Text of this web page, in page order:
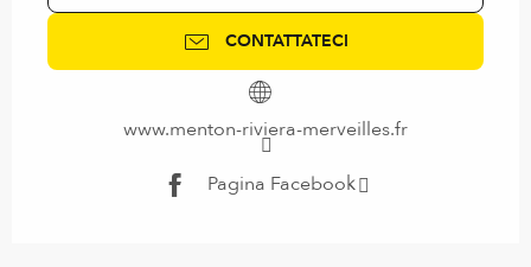
CONTATTATECI
www.menton-riviera-merveilles.fr
Pagina Facebook